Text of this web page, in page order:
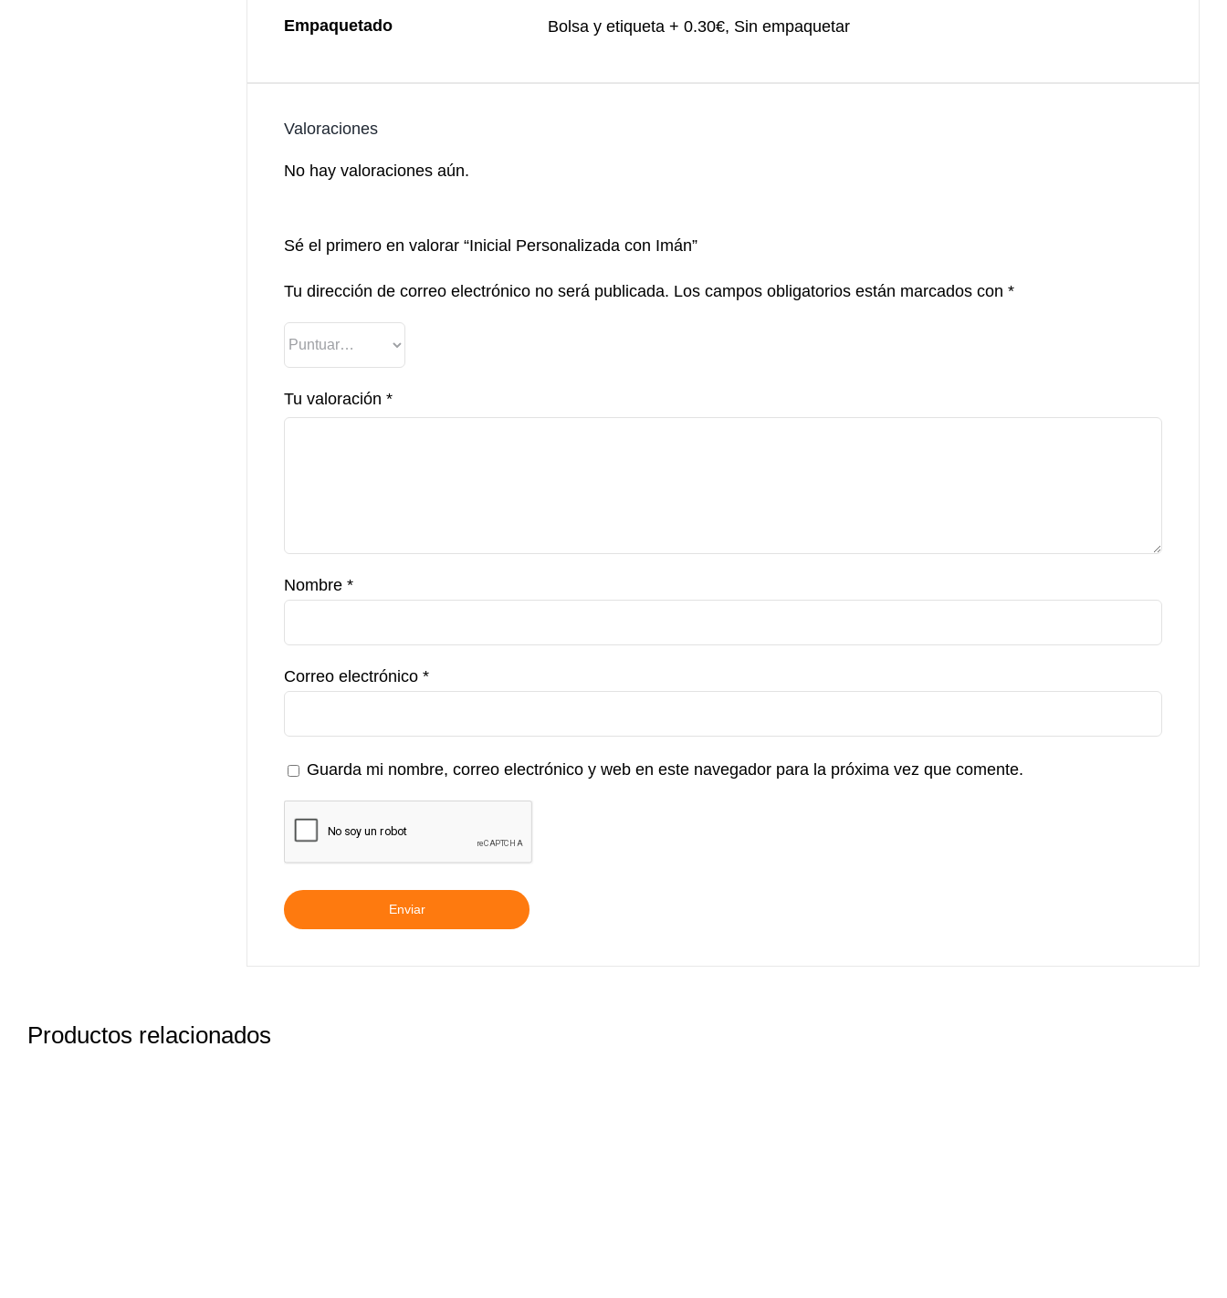
Empaquetado Bolsa y etiqueta + 0.30€, Sin empaquetar
Valoraciones
No hay valoraciones aún.
Sé el primero en valorar “Inicial Personalizada con Imán”
Tu dirección de correo electrónico no será publicada. Los campos obligatorios están marcados con *
Tu valoración *
Nombre *
Correo electrónico *
Guarda mi nombre, correo electrónico y web en este navegador para la próxima vez que comente.
Productos relacionados